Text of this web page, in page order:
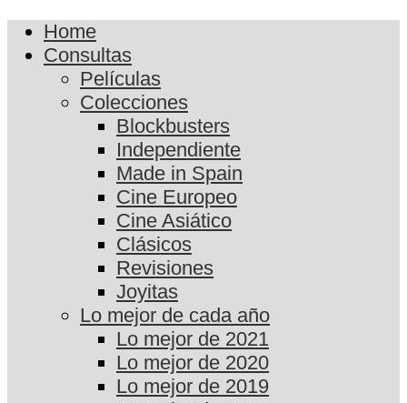
Home
Consultas
Películas
Colecciones
Blockbusters
Independiente
Made in Spain
Cine Europeo
Cine Asiático
Clásicos
Revisiones
Joyitas
Lo mejor de cada año
Lo mejor de 2021
Lo mejor de 2020
Lo mejor de 2019